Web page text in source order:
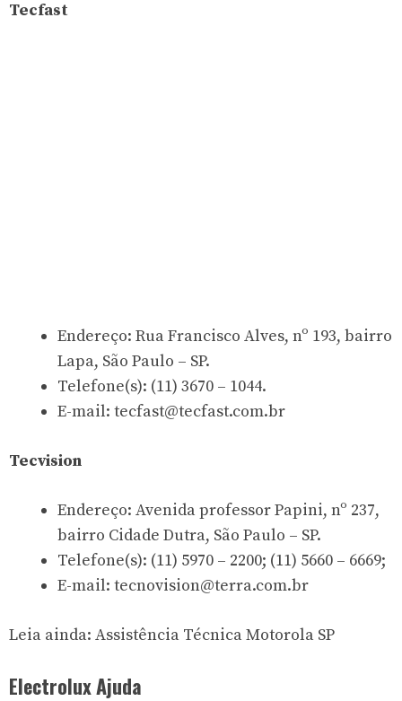
Tecfast
Endereço: Rua Francisco Alves, nº 193, bairro
Lapa, São Paulo – SP.
Telefone(s): (11) 3670 – 1044.
E-mail: tecfast@tecfast.com.br
Tecvision
Endereço: Avenida professor Papini, nº 237,
bairro Cidade Dutra, São Paulo – SP.
Telefone(s): (11) 5970 – 2200; (11) 5660 – 6669;
E-mail: tecnovision@terra.com.br
Leia ainda: Assistência Técnica Motorola SP
ElectroluxAjuda